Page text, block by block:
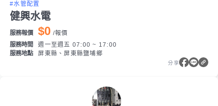
#水管配置
健興水電
服務報價 $0 /報價
服務時間
週一至週五 07:00 ~ 17:00
服務地點
屏東縣、屏東縣鹽埔鄉
分享